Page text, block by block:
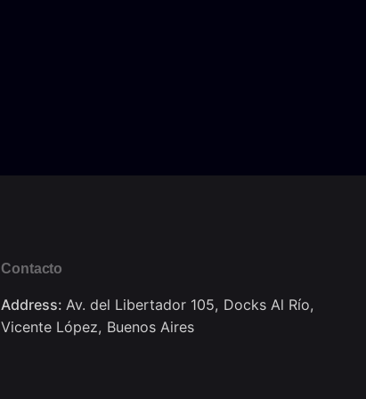
Contacto
Address: Av. del Libertador 105, Docks Al Río,
Vicente López, Buenos Aires